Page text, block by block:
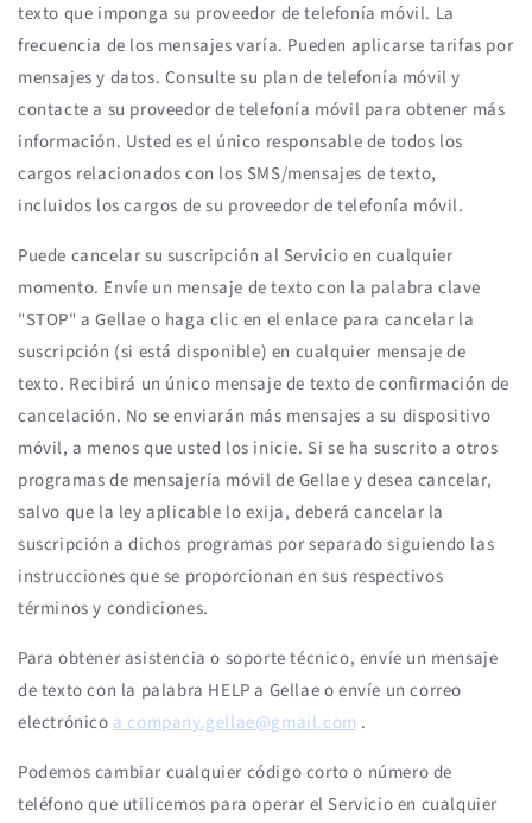
texto que imponga su proveedor de telefonía móvil. La
frecuencia de los mensajes varía. Pueden aplicarse tarifas por
mensajes y datos. Consulte su plan de telefonía móvil y
contacte a su proveedor de telefonía móvil para obtener más
información. Usted es el único responsable de todos los
cargos relacionados con los SMS/mensajes de texto,
incluidos los cargos de su proveedor de telefonía móvil.
Puede cancelar su suscripción al Servicio en cualquier
momento. Envíe un mensaje de texto con la palabra clave
"STOP" a Gellae o haga clic en el enlace para cancelar la
suscripción (si está disponible) en cualquier mensaje de
texto. Recibirá un único mensaje de texto de confirmación de
cancelación. No se enviarán más mensajes a su dispositivo
móvil, a menos que usted los inicie. Si se ha suscrito a otros
programas de mensajería móvil de Gellae y desea cancelar,
salvo que la ley aplicable lo exija, deberá cancelar la
suscripción a dichos programas por separado siguiendo las
instrucciones que se proporcionan en sus respectivos
términos y condiciones.
Para obtener asistencia o soporte técnico, envíe un mensaje
de texto con la palabra HELP a Gellae o envíe un correo
electrónicoa company.gellae@gmail.com.
Podemos cambiar cualquier código corto o número de
teléfono que utilicemos para operar el Servicio en cualquier